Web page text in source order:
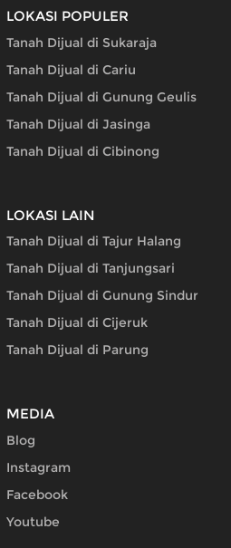
LOKASI POPULER
Tanah Dijual di Sukaraja
Tanah Dijual di Cariu
Tanah Dijual di Gunung Geulis
Tanah Dijual di Jasinga
Tanah Dijual di Cibinong
LOKASI LAIN
Tanah Dijual di Tajur Halang
Tanah Dijual di Tanjungsari
Tanah Dijual di Gunung Sindur
Tanah Dijual di Cijeruk
Tanah Dijual di Parung
MEDIA
Blog
Instagram
Facebook
Youtube